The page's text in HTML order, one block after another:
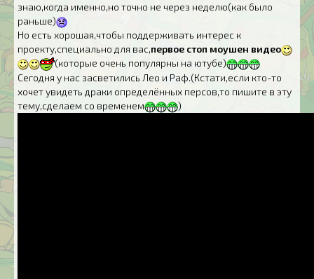
знаю,когда именно,но точно не через неделю(как было
раньше)
Но есть хорошая,чтобы поддерживать интерес к
проекту,специально для вас,первое стоп моушен видео
(которые очень популярны на ютубе)
Сегодня у нас засветились Лео и Раф.(Кстати,если кто-то
хочет увидеть драки определённых персов,то пишите в эту
тему,сделаем со временем
)